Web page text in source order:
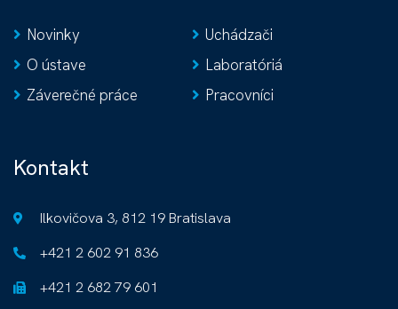
Novinky
Uchádzači
O ústave
Laboratóriá
Záverečné práce
Pracovníci
Kontakt
Ilkovičova 3, 812 19 Bratislava
+421 2 602 91 836
+421 2 682 79 601